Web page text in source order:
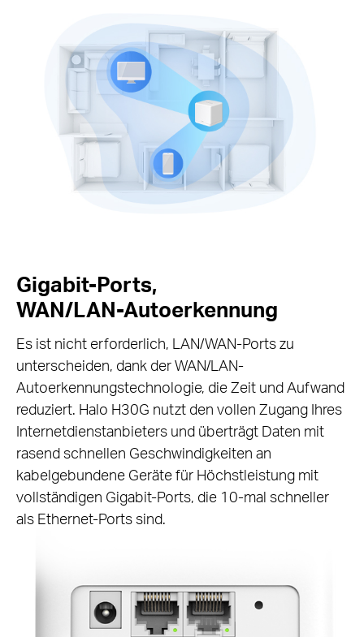
Gigabit-Ports,
WAN/LAN-Autoerkennung
Es ist nicht erforderlich, LAN/WAN-Ports zu
unterscheiden, dank der WAN/LAN-
Autoerkennungstechnologie, die Zeit und Aufwand
reduziert. Halo H30G nutzt den vollen Zugang Ihres
Internetdienstanbieters und überträgt Daten mit
rasend schnellen Geschwindigkeiten an
kabelgebundene Geräte für Höchstleistung mit
vollständigen Gigabit-Ports, die 10-mal schneller
als Ethernet-Ports sind.